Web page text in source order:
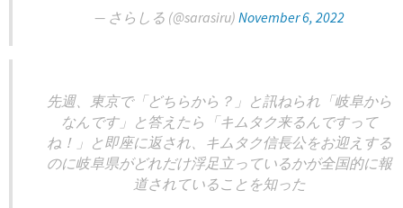
— さらしる (@sarasiru) November 6, 2022
先週、東京で「どちらから？」と訊ねられ「岐阜から
なんです」と答えたら「キムタク来るんですって
ね！」と即座に返され、キムタク信長公をお迎えする
のに岐阜県がどれだけ浮足立っているかが全国的に報
道されていることを知った